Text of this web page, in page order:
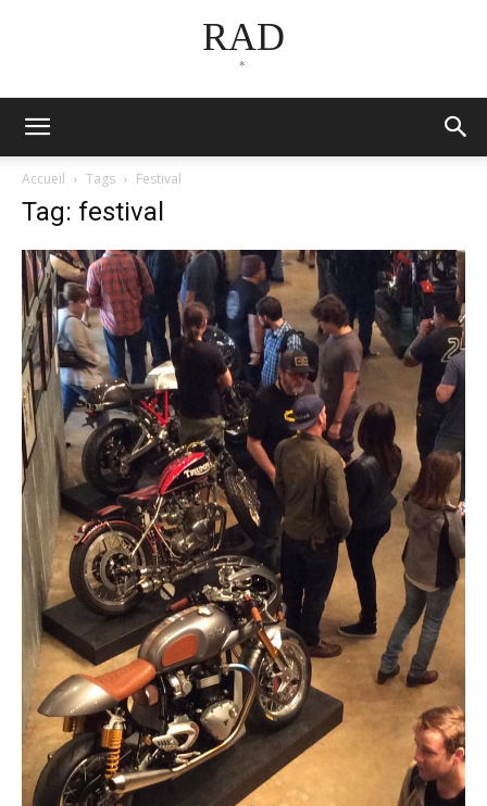
RAD
*
Accueil Tags Festival
Tag: festival